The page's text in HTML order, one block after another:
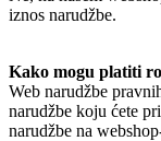
iznos narudžbe.
Kako mogu platiti
Web narudžbe
narudžbe koju ćete
narudžbe na